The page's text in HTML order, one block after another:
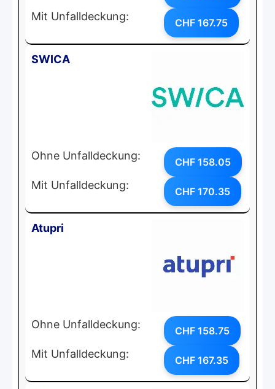
Mit Unfalldeckung: CHF 167.75
SWICA
Ohne Unfalldeckung: CHF 158.05
Mit Unfalldeckung: CHF 170.35
Atupri
Ohne Unfalldeckung: CHF 158.75
Mit Unfalldeckung: CHF 167.35